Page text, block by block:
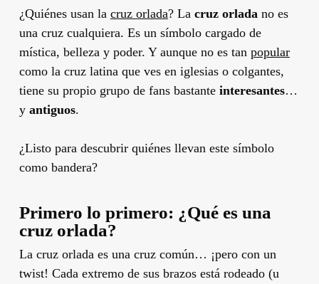
¿Quiénes usan la cruz orlada? La cruz orlada no es
una cruz cualquiera. Es un símbolo cargado de
mística, belleza y poder. Y aunque no es tan popular
como la cruz latina que ves en iglesias o colgantes,
tiene su propio grupo de fans bastante interesantes…
y antiguos.
¿Listo para descubrir quiénes llevan este símbolo
como bandera?
Primero lo primero: ¿Qué es una
cruz orlada?
La cruz orlada es una cruz común… ¡pero con un
twist! Cada extremo de sus brazos está rodeado (u